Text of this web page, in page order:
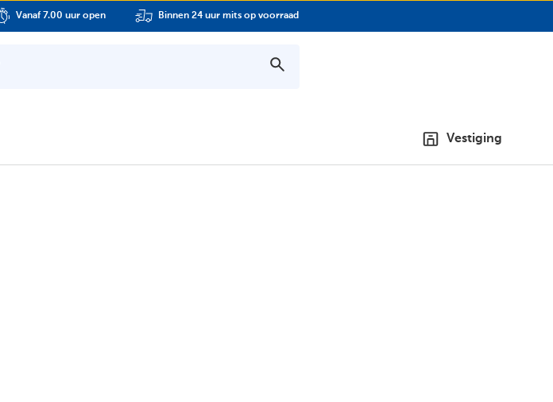
Vanaf 7.00 uur open Binnen 24 uur mits op voorraad
Vestiging